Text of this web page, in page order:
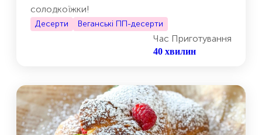
солодкоїжки!
Десерти Веганські ПП-десерти
Час Приготування
40 хвилин